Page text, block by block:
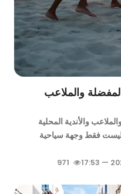
والملاعب
والأندية المحلية
ليست فقط وجهة سياحية